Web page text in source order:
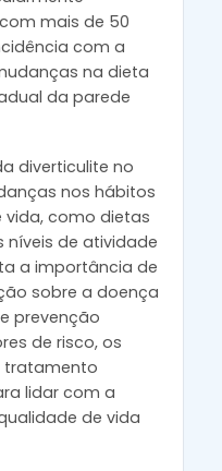
mais de 50
com a
na dieta
da parede
diverticulite no
nos hábitos
vida, como dietas
níveis de atividade
a importância de
sobre a doença
prevenção
de risco, os
tratamento
lidar com a
de vida